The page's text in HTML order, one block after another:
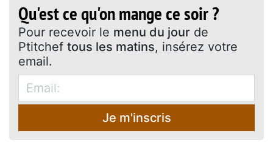
Qu'est ce qu'on mange ce soir ?
Pour recevoir le menu du jour de
Ptitchef tous les matins, insérez votre
email.
Je m'inscris